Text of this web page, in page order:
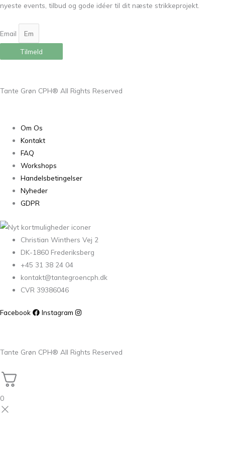
nyeste events, tilbud og gode idéer til dit næste strikkeprojekt.
Email
Tilmeld
Tante Grøn CPH® All Rights Reserved
Om Os
Kontakt
FAQ
Workshops
Handelsbetingelser
Nyheder
GDPR
Christian Winthers Vej 2
DK-1860 Frederiksberg
+45 31 38 24 04
kontakt@tantegroencph.dk
CVR 39386046
Facebook Instagram
Tante Grøn CPH® All Rights Reserved
0